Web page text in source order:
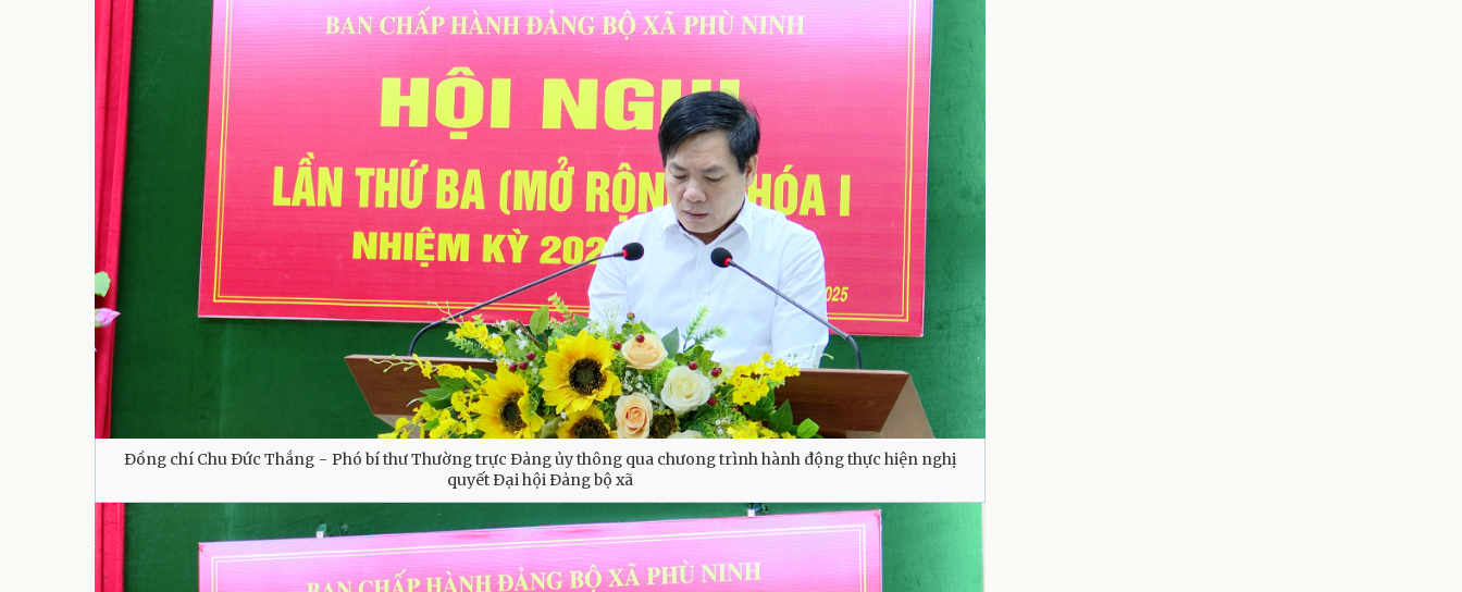
Đồng chí Chu Đức Thắng - Phó bí thư Thường trực Đảng ủy thông qua chưong trình hành động thực hiện nghị
quyết Đại hội Đảng bộ xã